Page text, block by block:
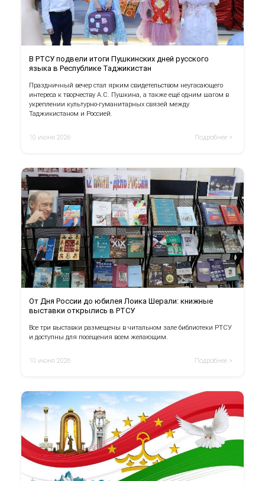
В РТСУ подвели итоги Пушкинских дней русского
языка в Республике Таджикистан
Праздничный вечер стал ярким свидетельством неугасающего
интереса к творчеству А.С. Пушкина, а также ещё одним шагом в
укреплении культурно-гуманитарных связей между
Таджикистаном и Россией.
10 июня 2026 Подробнее >
От Дня России до юбилея Лоика Шерали: книжные
выставки открылись в РТСУ
Все три выставки размещены в читальном зале библиотеки РТСУ
и доступны для посещения всем желающим.
10 июня 2026 Подробнее >